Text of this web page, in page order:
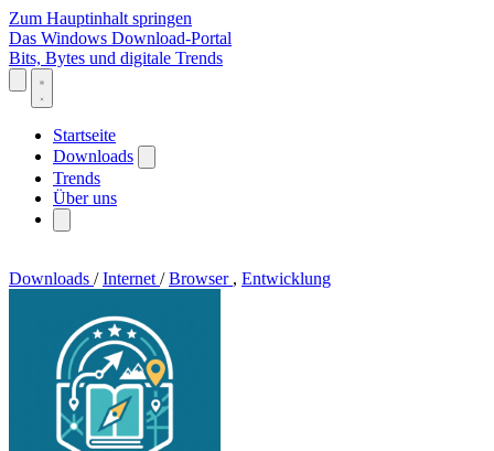
Zum Hauptinhalt springen
Das Windows Download-Portal
Bits, Bytes und digitale Trends
Startseite
Downloads
Trends
Über uns
Downloads / Internet / Browser , Entwicklung